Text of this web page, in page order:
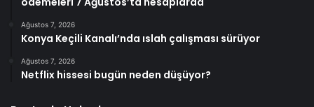
Ağustos 7, 2026
Konya Keçili Kanalı’nda ıslah çalışması sürüyor
Ağustos 7, 2026
Netflix hissesi bugün neden düşüyor?